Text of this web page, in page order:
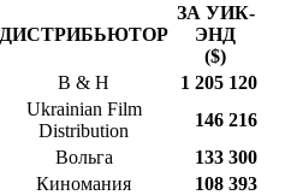
ДИСТРИБЬЮТОР
ЗА УИК-
ЭНД
($)
B & H 1 205 120
Ukrainian Film
Distribution
146 216
Вольга 133 300
Киномания 108 393